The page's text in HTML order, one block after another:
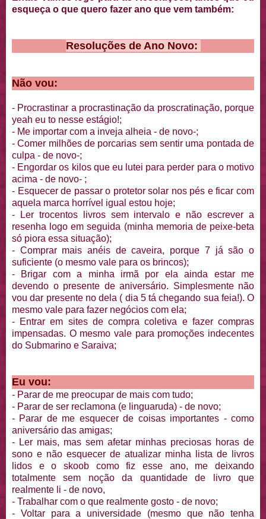
esqueça o que quero fazer ano que vem também:
Resoluções de Ano Novo:
Não vou:
- Procrastinar a procrastinação da proscratinação, porque
yeah eu to nesse estágio!;
- Me importar com a inveja alheia - de novo-;
- Comer milhões de porcarias sem sentir uma pontada de
culpa - de novo-;
- Engordar os kilos que eu lutei para perder para o motivo
acima - de novo- ;
- Esquecer de passar o protetor solar nos pés e ficar com
aquela marca horrível igual estou hoje;
- Ler trocentos livros sem intervalo e não escrever a
resenha logo em seguida (minha memoria de peixe-beta
só piora essa situação);
- Comprar mais anéis de caveira, porque 7 já são o
suficiente (o mesmo vale para os brincos);
- Brigar com a minha irmã por ela ainda estar me
devendo o presente de aniversário. Simplesmente não
vou dar presente no dela ( dia 5 tá chegando sua feia!). O
mesmo vale para fazer negócios com ela;
- Entrar em sites de compra coletiva e fazer compras
impensadas. O mesmo vale para promoções indecentes
do Submarino e Saraiva;
Eu vou:
- Parar de me preocupar de mais com tudo;
- Parar de ser reclamona (e linguaruda) - de novo;
- Parar de me esquecer de coisas importantes - como
aniversário das amigas;
- Ler mais, mas sem afetar minhas preciosas horas de
sono e não esquecer de atualizar minha lista de livros
lidos e o skoob como fiz esse ano, me deixando
totalmente sem noção da quantidade de livro que
realmente li - de novo,
- Trabalhar com o que realmente gosto - de novo;
- Voltar para a universidade (mesmo que não tenha